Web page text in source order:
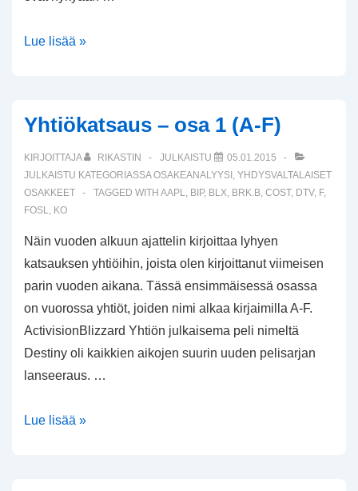
Berkshire
tulos
Lue lisää »
Yhtiökatsaus – osa 1 (A-F)
KIRJOITTAJA RIKASTIN JULKAISTU
05.01.2015
JULKAISTU KATEGORIASSAOSAKEANALYYSI , YHDYSVALTALAISET
OSAKKEET
TAGGED WITH AAPL, BIP, BLX, BRK.B, COST, DTV, F,
FOSL, KO
Näin vuoden alkuun ajattelin kirjoittaa lyhyen
katsauksen yhtiöihin, joista olen kirjoittanut viimeisen
parin vuoden aikana. Tässä ensimmäisessä osassa
on vuorossa yhtiöt, joiden nimi alkaa kirjaimilla A-F.
ActivisionBlizzard Yhtiön julkaisema peli nimeltä
Destiny oli kaikkien aikojen suurin uuden pelisarjan
lanseeraus. …
Yhtiökatsaus
Lue lisää »